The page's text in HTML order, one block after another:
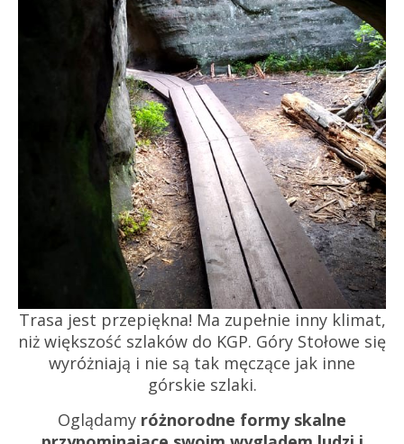
Trasa jest przepiękna! Ma zupełnie inny klimat,
niż większość szlaków do KGP. Góry Stołowe się
wyróżniają i nie są tak męczące jak inne
górskie szlaki.
Oglądamy różnorodne formy skalne